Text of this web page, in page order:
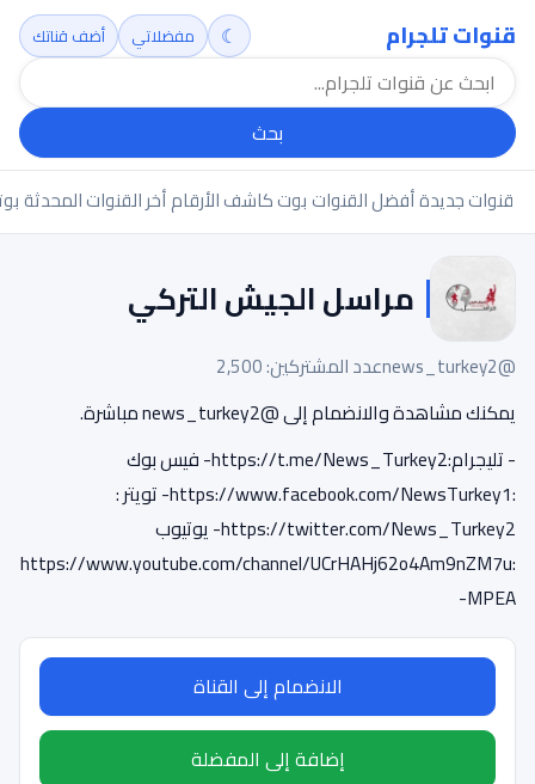
قنوات تلجرام
بحث
☾ مفضلاتي أضف قناتك
قنوات جديدةأفضل القنواتبوت كاشف الأرقامأخر القنوات المحدثة
مراسل الجيش التركي
@news_turkey2
عدد المشتركين: 2,500
يمكنك مشاهدة والانضمام إلى @news_turkey2 مباشرة.
- تليجرام:https://t.me/News_Turkey2- فيس بوك
:https://www.facebook.com/NewsTurkey1- تويتر :
https://twitter.com/News_Turkey2- يوتيوب
:https://www.youtube.com/channel/UCrHAHj62o4Am9nZM7u
-MPEA
الانضمام إلى القناة
إضافة إلى المفضلة